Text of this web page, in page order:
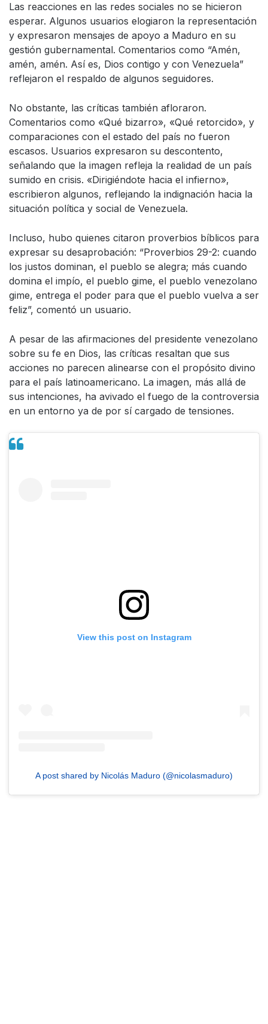
Las reacciones en las redes sociales no se hicieron
esperar. Algunos usuarios elogiaron la representación
y expresaron mensajes de apoyo a Maduro en su
gestión gubernamental. Comentarios como “Amén,
amén, amén. Así es, Dios contigo y con Venezuela”
reflejaron el respaldo de algunos seguidores.
No obstante, las críticas también afloraron.
Comentarios como «Qué bizarro», «Qué retorcido», y
comparaciones con el estado del país no fueron
escasos. Usuarios expresaron su descontento,
señalando que la imagen refleja la realidad de un país
sumido en crisis. «Dirigiéndote hacia el infierno»,
escribieron algunos, reflejando la indignación hacia la
situación política y social de Venezuela.
Incluso, hubo quienes citaron proverbios bíblicos para
expresar su desaprobación: “Proverbios 29-2: cuando
los justos dominan, el pueblo se alegra; más cuando
domina el impío, el pueblo gime, el pueblo venezolano
gime, entrega el poder para que el pueblo vuelva a ser
feliz”, comentó un usuario.
A pesar de las afirmaciones del presidente venezolano
sobre su fe en Dios, las críticas resaltan que sus
acciones no parecen alinearse con el propósito divino
para el país latinoamericano. La imagen, más allá de
sus intenciones, ha avivado el fuego de la controversia
en un entorno ya de por sí cargado de tensiones.
View this post on Instagram
A post shared by Nicolás Maduro (@nicolasmaduro)